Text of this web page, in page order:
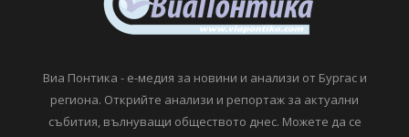
Виа Понтика - е-медия за новини и анализи от Бургас и
региона. Открийте анализи и репортаж за актуални
събития, вълнуващи обществото днес. Можете да се